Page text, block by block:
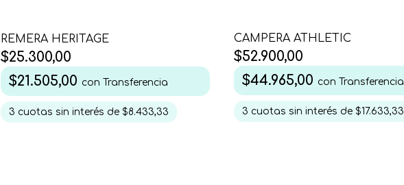
REMERA HERITAGE
$25.300,00
$21.505,00 con Transferencia
3 cuotas sin interés de $8.433,33
CAMPERA ATHLETIC
$52.900,00
$44.965,00 con Transferencia
3 cuotas sin interés de $17.633,33